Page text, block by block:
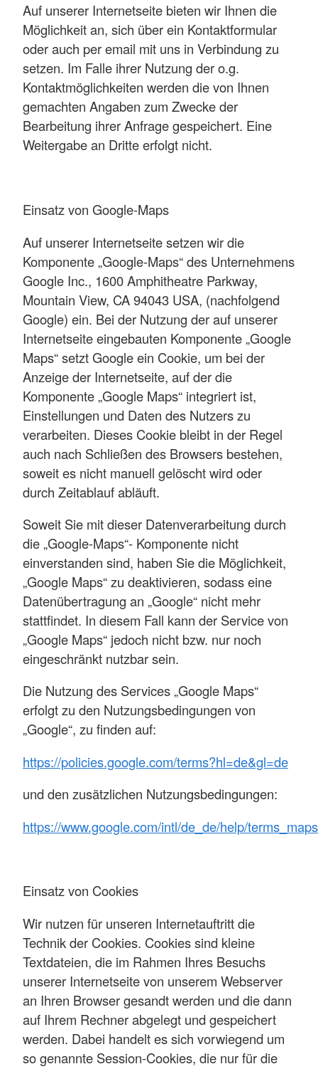
Auf unserer Internetseite bieten wir Ihnen die
Möglichkeit an, sich über ein Kontaktformular
oder auch per email mit uns in Verbindung zu
setzen. Im Falle ihrer Nutzung der o.g.
Kontaktmöglichkeiten werden die von Ihnen
gemachten Angaben zum Zwecke der
Bearbeitung ihrer Anfrage gespeichert. Eine
Weitergabe an Dritte erfolgt nicht.
Einsatz von Google-Maps
Auf unserer Internetseite setzen wir die
Komponente „Google-Maps“ des Unternehmens
Google Inc., 1600 Amphitheatre Parkway,
Mountain View, CA 94043 USA, (nachfolgend
Google) ein. Bei der Nutzung der auf unserer
Internetseite eingebauten Komponente „Google
Maps“ setzt Google ein Cookie, um bei der
Anzeige der Internetseite, auf der die
Komponente „Google Maps“ integriert ist,
Einstellungen und Daten des Nutzers zu
verarbeiten. Dieses Cookie bleibt in der Regel
auch nach Schließen des Browsers bestehen,
soweit es nicht manuell gelöscht wird oder
durch Zeitablauf abläuft.
Soweit Sie mit dieser Datenverarbeitung durch
die „Google-Maps“- Komponente nicht
einverstanden sind, haben Sie die Möglichkeit,
„Google Maps“ zu deaktivieren, sodass eine
Datenübertragung an „Google“ nicht mehr
stattfindet. In diesem Fall kann der Service von
„Google Maps“ jedoch nicht bzw. nur noch
eingeschränkt nutzbar sein.
Die Nutzung des Services „Google Maps“
erfolgt zu den Nutzungsbedingungen von
„Google“, zu finden auf:
https://policies.google.com/terms?hl=de&gl=de
und den zusätzlichen Nutzungsbedingungen:
https://www.google.com/intl/de_de/help/
Einsatz von Cookies
Wir nutzen für unseren Internetauftritt die
Technik der Cookies. Cookies sind kleine
Textdateien, die im Rahmen Ihres Besuchs
unserer Internetseite von unserem Webserver
an Ihren Browser gesandt werden und die dann
auf Ihrem Rechner abgelegt und gespeichert
werden. Dabei handelt es sich vorwiegend um
so genannte Session-Cookies, die nur für die